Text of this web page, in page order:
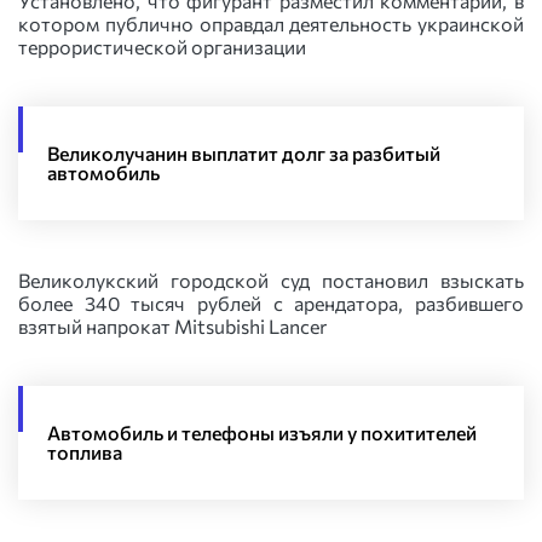
котором публично оправдал деятельность украинской
террористической организации
Великолучанин выплатит долг за разбитый
автомобиль
Великолукский городской суд постановил взыскать
более 340 тысяч рублей с арендатора, разбившего
взятый напрокат Mitsubishi Lancer
Автомобиль и телефоны изъяли у похитителей
топлива